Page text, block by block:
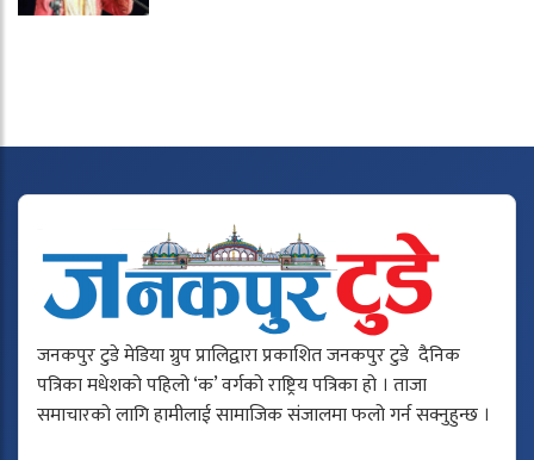
जनकपुर टुडे मेडिया ग्रुप प्रालिद्वारा प्रकाशित जनकपुर टुडे दैनिक
पत्रिका मधेशको पहिलो ‘क’ वर्गको राष्ट्रिय पत्रिका हो । ताजा
समाचारको लागि हामीलाई सामाजिक संजालमा फलो गर्न सक्नुहुन्छ ।